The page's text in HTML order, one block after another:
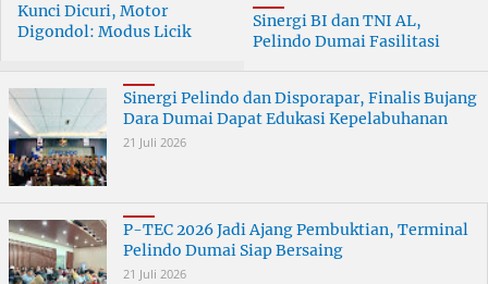
Kunci Dicuri, Motor
Digondol: Modus Licik
Terungkap
Sinergi BI dan TNI AL,
Pelindo Dumai Fasilitasi
Sinergi Pelindo dan Disporapar, Finalis Bujang
Dara Dumai Dapat Edukasi Kepelabuhanan
21 Juli 2026
P-TEC 2026 Jadi Ajang Pembuktian, Terminal
Pelindo Dumai Siap Bersaing
21 Juli 2026